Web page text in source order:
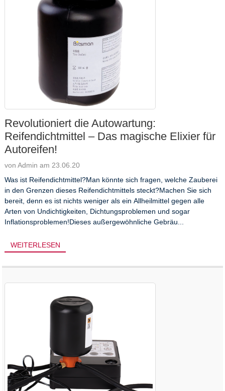
Revolutioniert die Autowartung:
Reifendichtmittel – Das magische Elixier für
Autoreifen!
von Admin am 23.06.20
Was ist Reifendichtmittel?Man könnte sich fragen, welche Zauberei
in den Grenzen dieses Reifendichtmittels steckt?Machen Sie sich
bereit, denn es ist nichts weniger als ein Allheilmittel gegen alle
Arten von Undichtigkeiten, Dichtungsproblemen und sogar
Inflationsproblemen!Dieses außergewöhnliche Gebräu...
WEITERLESEN